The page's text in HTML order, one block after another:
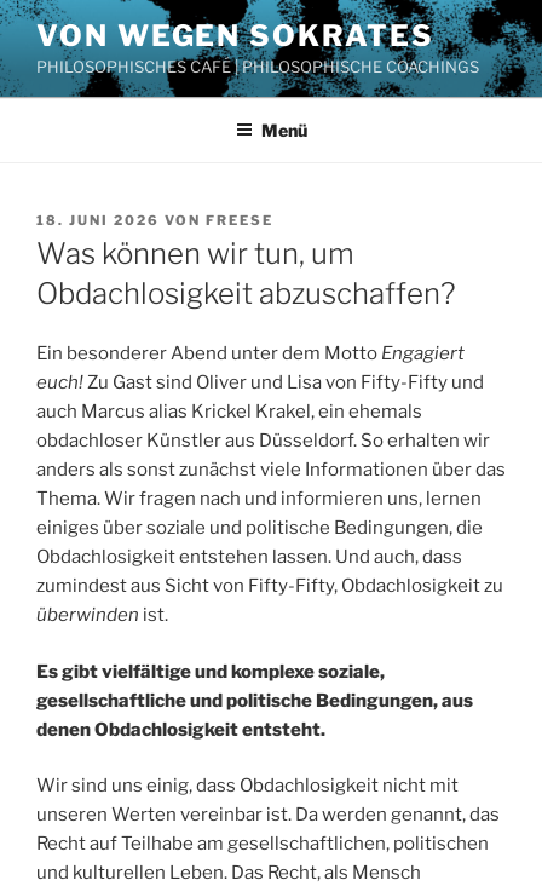
Zum
Inhalt
springen
VON WEGEN SOKRATES
PHILOSOPHISCHES CAFÉ | PHILOSOPHISCHE COACHINGS
Menü
VERÖFFENTLICHT
AM
18. JUNI 2026 VON FREESE
Was können wir tun, um
Obdachlosigkeit abzuschaffen?
Ein besonderer Abend unter dem Motto Engagiert
euch!Zu Gast sind Oliver und Lisa von Fifty-Fifty und
auch Marcus alias Krickel Krakel, ein ehemals
obdachloser Künstler aus Düsseldorf. So erhalten wir
anders als sonst zunächst viele Informationen über das
Thema. Wir fragen nach und informieren uns, lernen
einiges über soziale und politische Bedingungen, die
Obdachlosigkeit entstehen lassen. Und auch, dass
zumindest aus Sicht von Fifty-Fifty, Obdachlosigkeit zu
überwinden ist.
Es gibt vielfältige und komplexe soziale,
gesellschaftliche und politische Bedingungen, aus
denen Obdachlosigkeit entsteht.
Wir sind uns einig, dass Obdachlosigkeit nicht mit
unseren Werten vereinbar ist. Da werden genannt, das
Recht auf Teilhabe am gesellschaftlichen, politischen
und kulturellen Leben. Das Recht, als Mensch